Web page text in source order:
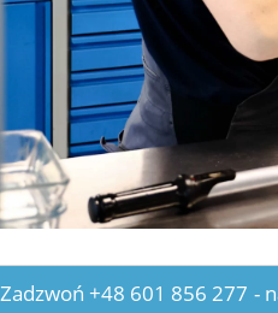
Zadzwoń +48 601 856 277 -